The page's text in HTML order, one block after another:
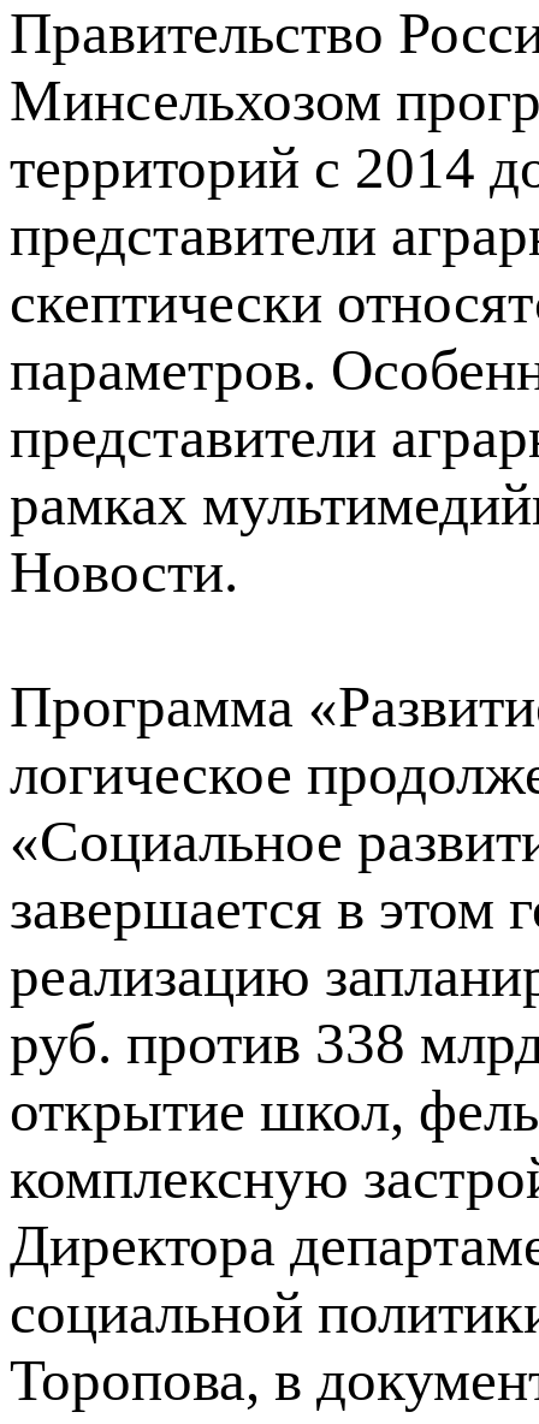
Правительство
Минсельхозом
территорий с 2014
представители
скептически
параметров.
представители
рамках
Новости.
Программа
логическое
«Социальное
завершается в этом
реализацию
руб. против 338
открытие школ,
комплексную
Директора
социальной
Торопова, в